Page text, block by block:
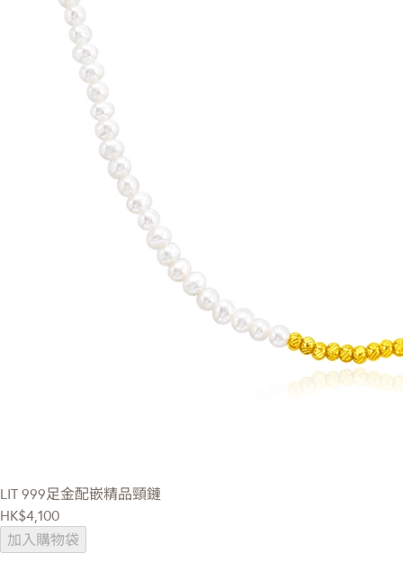
LIT 999足金配嵌精品頸鏈
HK$4,100
加入購物袋